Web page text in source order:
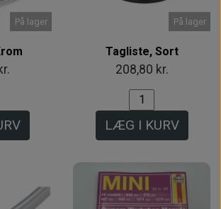
På lager På lager
Tagliste, Sort
208,80 kr.
LÆG I KURV